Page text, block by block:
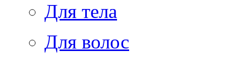
Для тела
Для волос